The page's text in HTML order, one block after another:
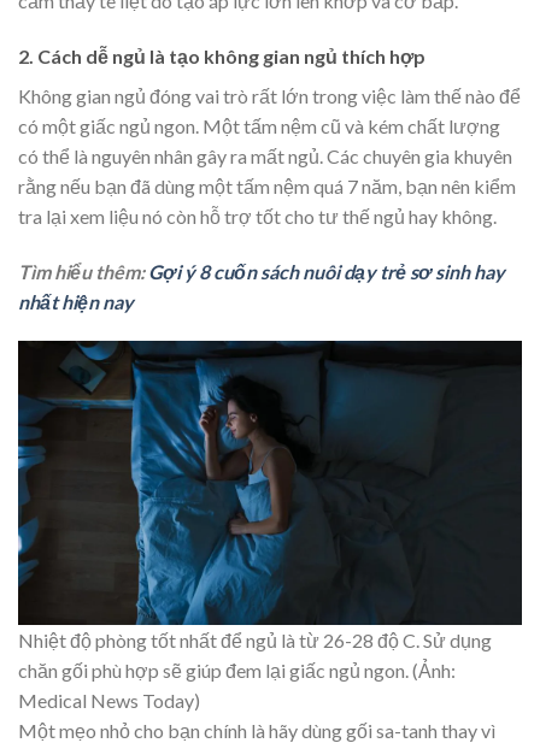
2. Cách dễ ngủ là tạo không gian ngủ thích hợp
Không gian ngủ đóng vai trò rất lớn trong việc làm thế nào để
có một giấc ngủ ngon. Một tấm nệm cũ và kém chất lượng
có thể là nguyên nhân gây ra mất ngủ. Các chuyên gia khuyên
rằng nếu bạn đã dùng một tấm nệm quá 7 năm, bạn nên kiểm
tra lại xem liệu nó còn hỗ trợ tốt cho tư thế ngủ hay không.
Tìm hiểu thêm:Gợi ý 8 cuốn sách nuôi dạy trẻ sơ sinh hay
nhất hiện nay
Nhiệt độ phòng tốt nhất để ngủ là từ 26-28 độ C. Sử dụng
chăn gối phù hợp sẽ giúp đem lại giấc ngủ ngon. (Ảnh:
Medical News Today)
Một mẹo nhỏ cho bạn chính là hãy dùng gối sa-tanh thay vì